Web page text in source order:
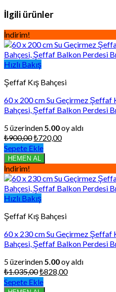
İlgili ürünler
İndirim!
Hızlı Bakış
Şeffaf Kış Bahçesi
60 x 200 cm Su Geçirmez Şeffaf
Bahçesi, Şeffaf Balkon Perdesi
5 üzerinden 5.00oy aldı
₺900,00Orijinal
fiyat:
₺900,00.
₺720,00Şu
₺720,00.
Sepete Ekle
HEMEN AL
İndirim!
Hızlı Bakış
Şeffaf Kış Bahçesi
60 x 230 cm Su Geçirmez Şeffaf
Bahçesi, Şeffaf Balkon Perdesi
5 üzerinden 5.00oy aldı
₺1.035,00Orijinal
fiyat:
₺1.035,00.
₺828,00Şu
Sepete Ekle